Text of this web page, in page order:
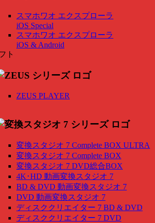
スマホワオ エクスプローラ
iOS Special
スマホワオ エクスプローラ
iOS & Android
ト
ZEUS PLAYER
変換スタジオ 7 Complete BOX ULTRA
変換スタジオ 7 Complete BOX
変換スタジオ 7 DVD総合BOX
4K･HD 動画変換スタジオ 7
BD & DVD 動画変換スタジオ 7
DVD 動画変換スタジオ 7
ディスククリエイター 7 BD & DVD
ディスククリエイター 7 DVD